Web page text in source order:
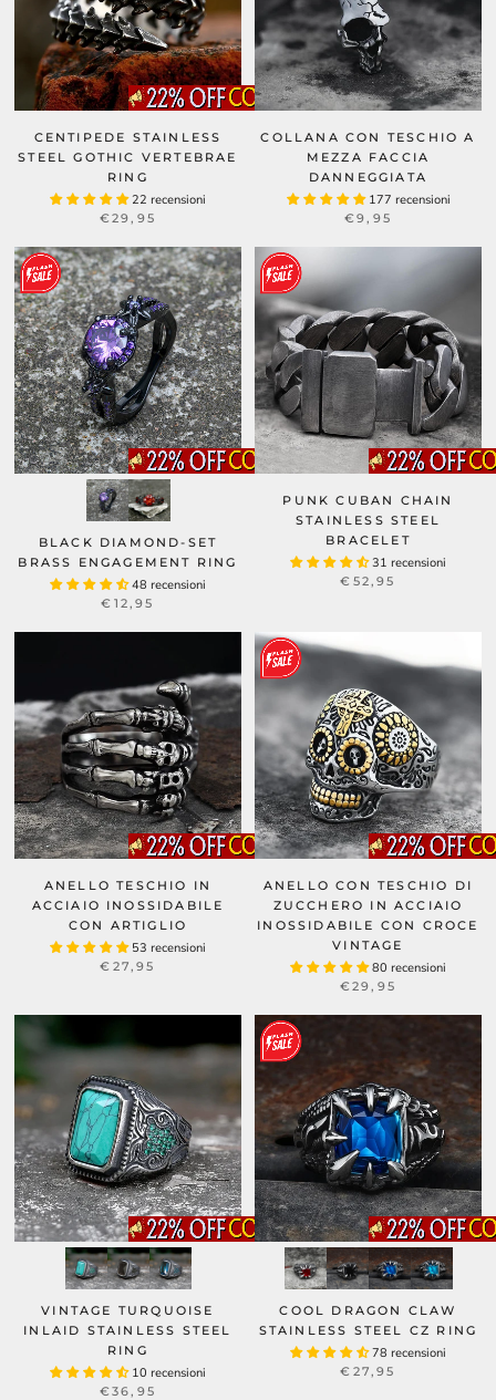
CENTIPEDE STAINLESS
STEEL GOTHIC VERTEBRAE
RING
22 recensioni
€29,95
COLLANA CON TESCHIO A
MEZZA FACCIA
DANNEGGIATA
177 recensioni
€9,95
BLACK DIAMOND-SET
BRASS ENGAGEMENT RING
48 recensioni
€12,95
PUNK CUBAN CHAIN
STAINLESS STEEL
BRACELET
31 recensioni
€52,95
ANELLO TESCHIO IN
ACCIAIO INOSSIDABILE
CON ARTIGLIO
53 recensioni
€27,95
ANELLO CON TESCHIO DI
ZUCCHERO IN ACCIAIO
INOSSIDABILE CON CROCE
VINTAGE
80 recensioni
€29,95
VINTAGE TURQUOISE
INLAID STAINLESS STEEL
RING
10 recensioni
€36,95
COOL DRAGON CLAW
STAINLESS STEEL CZ RING
78 recensioni
€27,95